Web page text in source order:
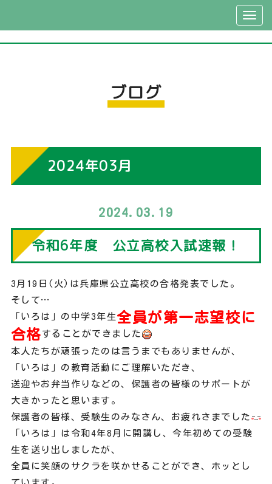
ブログ
2024年03月
2024.03.19
令和6年度 公立高校入試速報！
3月19日(火)は兵庫県公立高校の合格発表でした。
そして…
「いろは」の中学3年生 全員が第一志望校に
合格 することができました
本人たちが頑張ったのは言うまでもありませんが、
「いろは」の教育活動にご理解いただき、
送迎やお弁当作りなどの、保護者の皆様のサポートが
大きかったと思います。
保護者の皆様、受験生のみなさん、お疲れさまでした
「いろは」は令和4年8月に開講し、今年初めての受験
生を送り出しましたが、
全員に笑顔のサクラを咲かせることができ、ホッとし